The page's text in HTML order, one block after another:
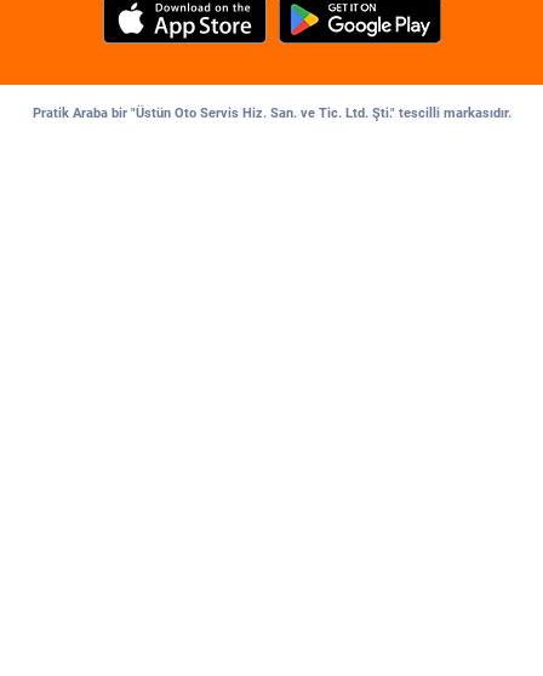
Pratik Araba bir "Üstün Oto Servis Hiz. San. ve Tic. Ltd. Şti." tescilli markasıdır.